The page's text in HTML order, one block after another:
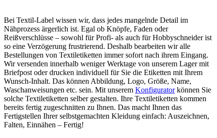
Bei Textil-Label wissen wir, dass jedes mangelnde Detail im
Nähprozess ärgerlich ist. Egal ob Knöpfe, Faden oder
Reißverschlüsse – sowohl für Profi- als auch für Hobbyschneider ist
so eine Verzögerung frustrierend. Deshalb bearbeiten wir alle
Bestellungen von Textiletiketten immer sofort nach ihrem Eingang.
Wir versenden innerhalb weniger Werktage von unserem Lager mit
Briefpost oder drucken individuell für Sie die Etiketten mit Ihrem
Wunsch-Inhalt. Das können Abbildung, Logo, Größe, Name,
Waschanweisungen etc. sein. Mit unserem Konfiguratorkönnen Sie
solche Textiletiketten selber gestalten. Ihre Textiletiketten kommen
bereits fertig zugeschnitten zu Ihnen. Das macht Ihnen das
Fertigstellen Ihrer selbstgemachten Kleidung einfach: Auszeichnen,
Falten, Einnähen – Fertig!